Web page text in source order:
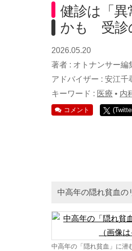
健診は「
かも 受診
2026.05.20
著者 : オトナンサー編
アドバイザー : 安江千
キーワード : 医療 • 内
コメント
中高年の隠れ貧血の
中高年の「隠れ貧血」に潜